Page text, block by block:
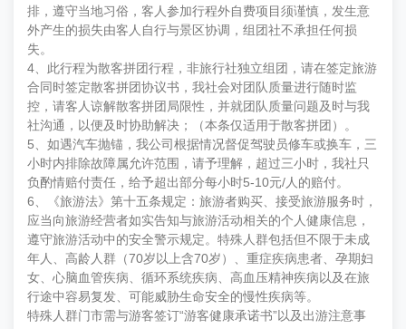
排，遵守当地习俗，客人参加行程外自费项目须谨慎，发生意
外产生的损失由客人自行与景区协调，组团社不承担任何损
失。
4、此行程为散客拼团行程，非旅行社独立组团，请在签定旅游
合同时签定散客拼团协议书，我社会对团队质量进行随时监
控，请客人谅解散客拼团局限性，并就团队质量问题及时与我
社沟通，以便及时协助解决；（本条仅适用于散客拼团）。
5、如遇汽车抛锚，我公司根据情况督促驾驶员修车或换车，三
小时内排除故障属允许范围，请予理解，超过三小时，我社只
负酌情赔付责任，给予超出部分每小时5-10元/人的赔付。
6、《旅游法》第十五条规定：旅游者购买、接受旅游服务时，
应当向旅游经营者如实告知与旅游活动相关的个人健康信息，
遵守旅游活动中的安全警示规定。特殊人群包括但不限于未成
年人、高龄人群（70岁以上含70岁）、重症疾病患者、孕期妇
女、心脑血管疾病、循环系统疾病、高血压精神疾病以及在旅
行途中容易复发、可能威胁生命安全的慢性疾病等。
特殊人群门市需与游客签订“游客健康承诺书”以及出游注意事